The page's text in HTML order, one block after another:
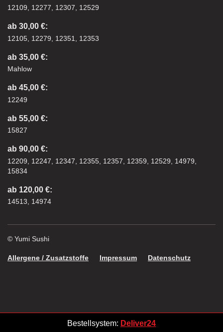
12109, 12277, 12307, 12529
ab 30,00 €:
12105, 12279, 12351, 12353
ab 35,00 €:
Mahlow
ab 45,00 €:
12249
ab 55,00 €:
15827
ab 90,00 €:
12209, 12247, 12347, 12355, 12357, 12359, 12529, 14979,
15834
ab 120,00 €:
14513, 14974
© Yumi Sushi
Allergene / Zusatzstoffe Impressum Datenschutz
Bestellsystem: Deliver24